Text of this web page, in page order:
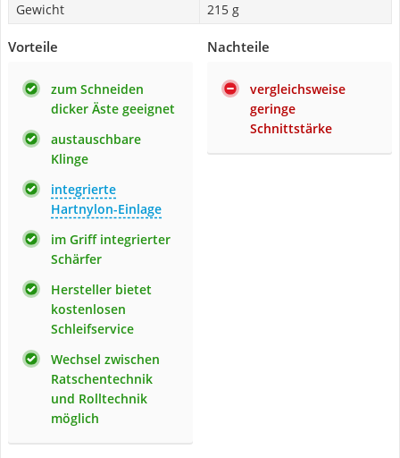
Gewicht
215 g
Vorteile
zum Schneiden
dicker Äste geeignet
austauschbare
Klinge
integrierte
Hartnylon-Einlage
im Griff integrierter
Schärfer
Hersteller bietet
kostenlosen
Schleifservice
Wechsel zwischen
Ratschentechnik
und Rolltechnik
möglich
Nachteile
vergleichsweise
geringe
Schnittstärke